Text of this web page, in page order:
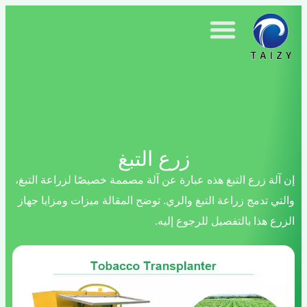
زرع التبغ
زرع التبغ هذه عبارة عن آلة مصممة خصيصًا لزراعة التبغ،
زراعة التبغ والري. توضح المقالة ميزات ومزايا جهاز
بالتفصيل للرجوع إليه.